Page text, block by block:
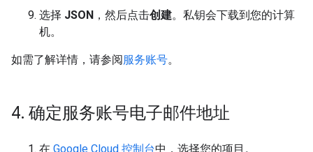
选择 JSON ，然后点击创建。私钥会下载到您的计算
机。
如需了解详情，请参阅服务账号。
4. 确定服务账号电子邮件地址
在 Google Cloud 控制台中，选择您的项目。